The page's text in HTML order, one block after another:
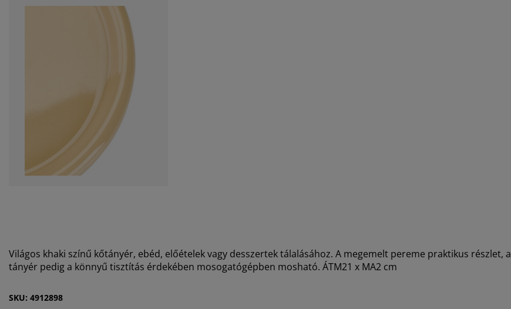
Világos khaki színű kőtányér, ebéd, előételek vagy desszertek tálalásához. A megemelt pereme praktikus részlet, a
tányér pedig a könnyű tisztítás érdekében mosogatógépben mosható. ÁTM21 x MA2 cm
SKU: 4912898